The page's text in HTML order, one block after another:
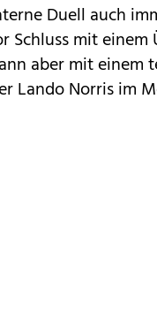
Duell auch
Schluss mit
aber mit einem
Lando Norris im